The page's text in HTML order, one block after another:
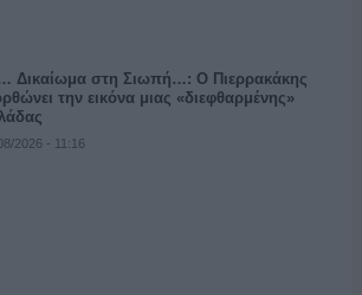
Δικαίωμα στη Σιωπή…: Ο Πιερρακάκης
την εικόνα μιας «διεφθαρμένης»
2026 - 11:16